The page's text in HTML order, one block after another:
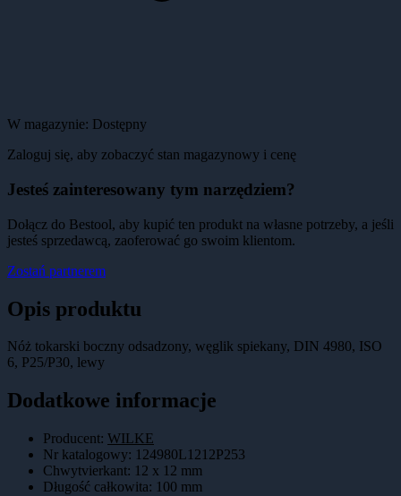
W magazynie: Dostępny
Zaloguj się, aby zobaczyć stan magazynowy i cenę
Jesteś zainteresowany tym narzędziem?
Dołącz do Bestool, aby kupić ten produkt na własne potrzeby, a jeśli
jesteś sprzedawcą, zaoferować go swoim klientom.
Zostań partnerem
Opis produktu
Nóż tokarski boczny odsadzony, węglik spiekany, DIN 4980, ISO
6, P25/P30, lewy
Dodatkowe informacje
Producent: WILKE
Nr katalogowy: 124980L1212P253
Chwytvierkant: 12 x 12 mm
Długość całkowita: 100 mm